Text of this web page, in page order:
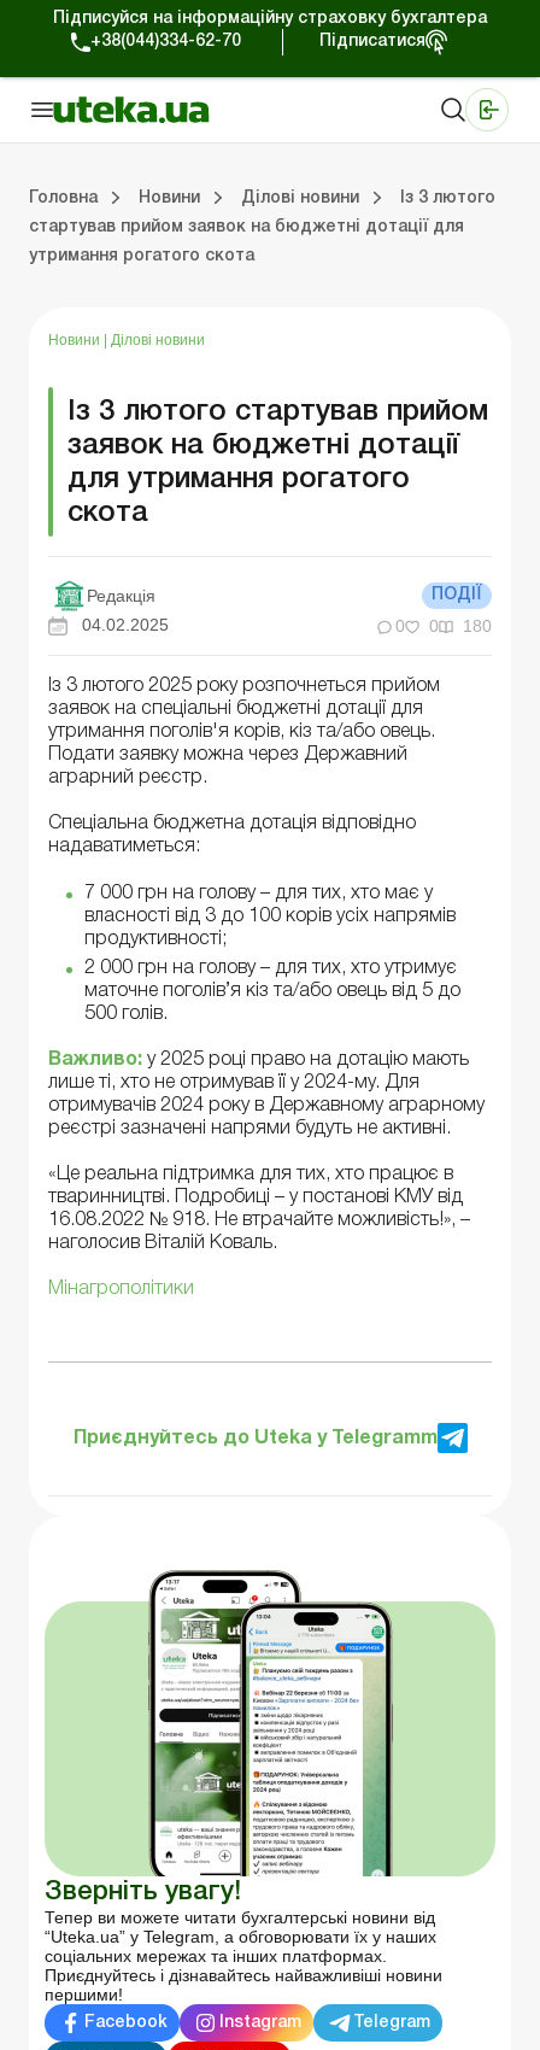
Підписуйся на інформаційну страховку бухгалтера
+38(044)334-62-70
Підписатися
Головна Новини Ділові новини
Із 3 лютого
стартував прийом заявок на бюджетні дотації для
утримання рогатого скота
Новини Ділові новини
Із 3 лютого стартував прийом
заявок на бюджетні дотації
для утримання рогатого
скота
Редакція ПОДІЇ
04.02.2025 0 0 180
Із 3 лютого 2025 року розпочнеться прийом
заявок на спеціальні бюджетні дотації для
утримання поголів'я корів, кіз та/або овець.
Подати заявку можна через Державний
аграрний реєстр.
Спеціальна бюджетна дотація відповідно
надаватиметься:
7 000 грн на голову – для тих, хто має у
власності від 3 до 100 корів усіх напрямів
продуктивності;
2 000 грн на голову – для тих, хто утримує
маточне поголів’я кіз та/або овець від 5 до
500 голів.
Важливо: у 2025 році право на дотацію мають
лише ті, хто не отримував її у 2024-му. Для
отримувачів 2024 року в Державному аграрному
реєстрі зазначені напрями будуть не активні.
«Це реальна підтримка для тих, хто працює в
тваринництві. Подробиці – у постанові КМУ від
16.08.2022 № 918. Не втрачайте можливість!», –
наголосив Віталій Коваль.
Мінагрополітики
Приєднуйтесь до Uteka у Telegramm
Зверніть увагу!
Тепер ви можете читати бухгалтерські новини від
“Uteka.ua” у Telegram, а обговорювати їх у наших
соціальних мережах та інших платформах.
Приєднуйтесь і дізнавайтесь найважливіші новини
першими!
Facebook Instagram Telegram